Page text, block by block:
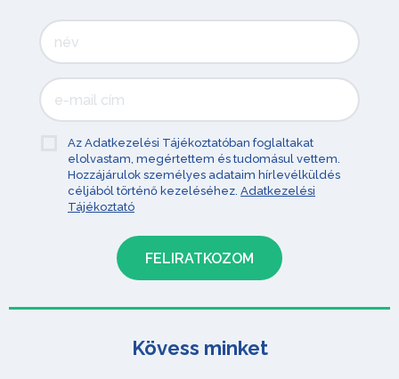
Az Adatkezelési Tájékoztatóban foglaltakat
elolvastam, megértettem és tudomásul vettem.
Hozzájárulok személyes adataim hírlevélküldés
céljából történő kezeléséhez. Adatkezelési
Tájékoztató
Kövess minket